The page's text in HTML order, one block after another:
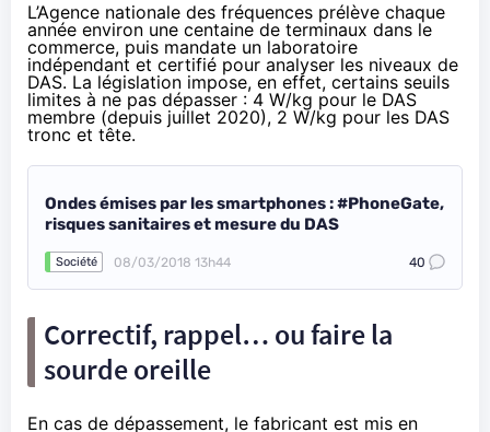
L’Agence nationale des fréquences prélève chaque
année environ une centaine de terminaux dans le
commerce, puis mandate un laboratoire
indépendant et certifié pour analyser les niveaux de
DAS. La législation impose, en effet, certains seuils
limites à ne pas dépasser : 4 W/kg pour le DAS
membre (depuis juillet 2020), 2 W/kg pour les DAS
tronc et tête.
Ondes émises par les smartphones : #PhoneGate,
risques sanitaires et mesure du DAS
Société 08/03/2018 13h44 40
Correctif, rappel… ou faire la
sourde oreille
En cas de dépassement, le fabricant est mis en